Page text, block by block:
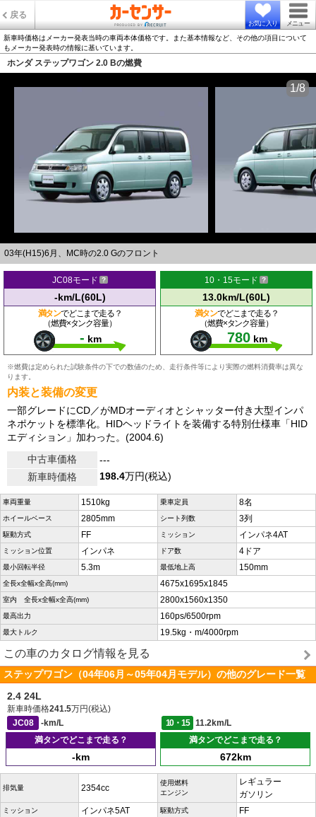
戻る
お気に入り メニュー
新車時価格はメーカー発表当時の車両本体価格です。また基本情報など、その他の項目について
もメーカー発表時の情報に基いています。
ホンダ ステップワゴン 2.0 Bの燃費
03年(H15)6月、MC時の2.0 Gのフロント
1/8
JC08モード
-km/L(60L)
満タンでどこまで走る？
（燃費×タンク容量）
- km
10・15モード
13.0km/L(60L)
満タンでどこまで走る？
（燃費×タンク容量）
780 km
※燃費は定められた試験条件の下での数値のため、走行条件等により実際の燃料消費率は異な
ります。
内装と装備の変更
一部グレードにCD／がMDオーディオとシャッター付き大型インパ
ネポケットを標準化。HIDヘッドライトを装備する特別仕様車「HID
エディション」加わった。(2004.6)
中古車価格
---
新車時価格
198.4万円(税込)
車両重量 1510kg 乗車定員 8名
ホイールベース 2805mm シート列数 3列
駆動方式 FF ミッション インパネ4AT
ミッション位置 インパネ ドア数 4ドア
最小回転半径 5.3m 最低地上高 150mm
全長x全幅x全高(mm) 4675x1695x1845
室内 全長x全幅x全高(mm) 2800x1560x1350
最高出力 160ps/6500rpm
最大トルク 19.5kg・m/4000rpm
この車のカタログ情報を見る
ステップワゴン（04年06月～05年04月モデル）の他のグレード一覧
2.4 24L
新車時価格241.5万円(税込)
JC08
-km/L 10・15
11.2km/L
満タンでどこまで走る？
-km
満タンでどこまで走る？
672km
排気量 2354cc
使用燃料
エンジン
レギュラー
ガソリン
ミッション インパネ5AT 駆動方式 FF